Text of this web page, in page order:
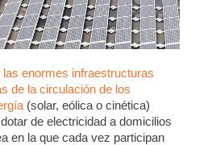
enormes infraestructuras
de la circulación de los
(solar, eólica o cinética)
de electricidad a domicilios
en la que cada vez participan